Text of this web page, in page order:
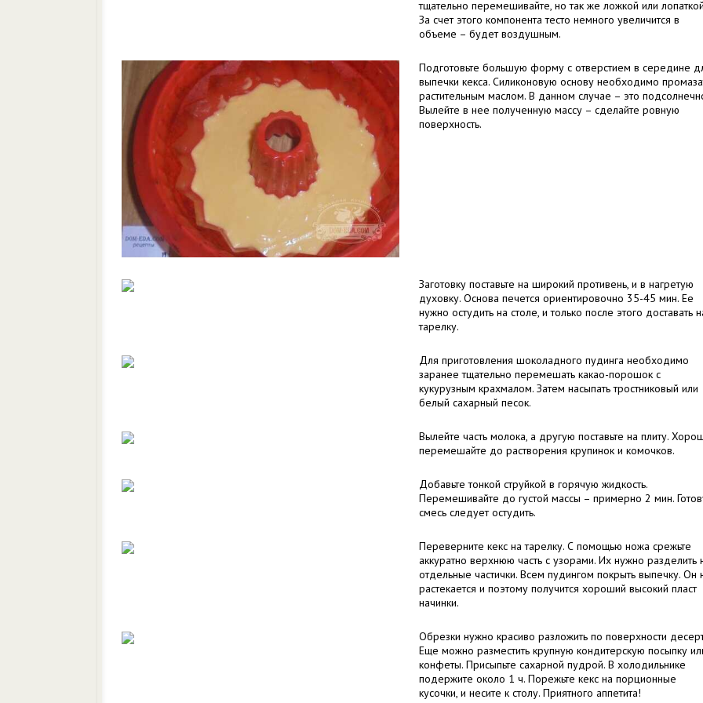
тщательно перемешивайте, но так же ложкой или
За счет этого компонента тесто немного увеличится в
объеме – будет воздушным.
Подготовьте большую форму с отверстием в середине
выпечки кекса. Силиконовую основу необходимо
растительным маслом. В данном случае – это
Вылейте в нее полученную массу – сделайте ровную
поверхность.
Заготовку поставьте на широкий противень, и в нагретую
духовку. Основа печется ориентировочно 35-45 мин. Ее
нужно остудить на столе, и только после этого доставать
тарелку.
Для приготовления шоколадного пудинга необходимо
заранее тщательно перемешать какао-порошок с
кукурузным крахмалом. Затем насыпать тростниковый или
белый сахарный песок.
Вылейте часть молока, а другую поставьте на плиту.
перемешайте до растворения крупинок и комочков.
Добавьте тонкой струйкой в горячую жидкость.
Перемешивайте до густой массы – примерно 2 мин.
смесь следует остудить.
Переверните кекс на тарелку. С помощью ножа срежьте
аккуратно верхнюю часть с узорами. Их нужно разделить
отдельные частички. Всем пудингом покрыть выпечку. Он
растекается и поэтому получится хороший высокий пласт
начинки.
Обрезки нужно красиво разложить по поверхности
Еще можно разместить крупную кондитерскую посыпку
конфеты. Присыпьте сахарной пудрой. В холодильнике
подержите около 1 ч. Порежьте кекс на порционные
кусочки, и несите к столу. Приятного аппетита!